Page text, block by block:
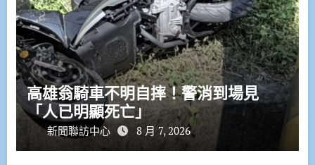
高雄翁騎車不明自摔！警消到場見
「人已明顯死亡」
新聞聯訪中心 8 月 7, 2026